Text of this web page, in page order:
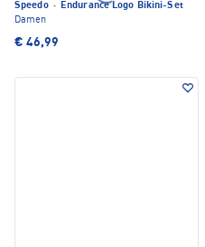
Speedo · Endurance Logo Bikini-Set
Damen
€ 46,99